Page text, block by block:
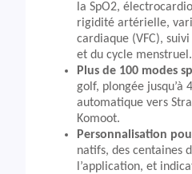
la SpO2,
rigidité artérielle,
cardiaque (VFC),
et du cycle menstruel.
Plus de 100 modes
golf, plongée jusqu’à
automatique vers
Komoot.
Personnalisation
natifs, des centaines
l’application, et